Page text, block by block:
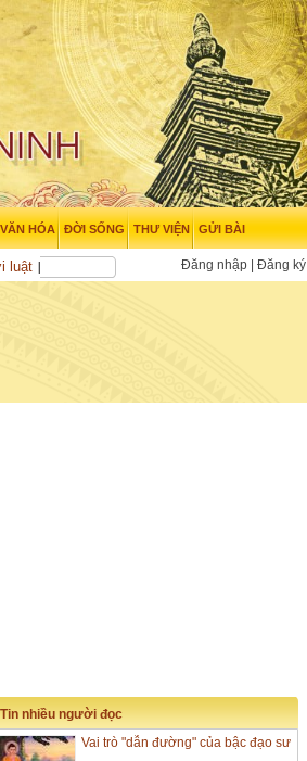
luật
VĂN HÓA ĐỜI SỐNG THƯ VIỆN GỬI BÀI
Đăng nhập Đăng ký
Tin nhiều người đọc
Vai trò "dẫn đường" của bậc đạo sư